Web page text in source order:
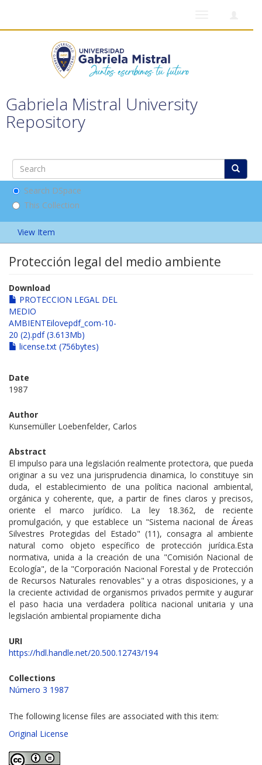
Gabriela Mistral University
Repository
Search DSpace
This Collection
View Item
Protección legal del medio ambiente
Download
PROTECCION LEGAL DEL
MEDIO
AMBIENTEilovepdf_com-10-
20 (2).pdf (3.613Mb)
license.txt (756bytes)
Date
1987
Author
Kunsemüller Loebenfelder, Carlos
Abstract
El impulso para una legislación realmente protectora, que pueda
originar a su vez una jurisprudencia dinamica, lo constituye sin
duda, el establecimiento de una política nacional ambiental,
orgánica y coherente, que, a partir de fines claros y precisos,
oriente el marco jurídico. La ley 18.362, de reciente
promulgación, y que establece un "Sistema nacional de Áreas
Silvestres Protegidas del Estado" (11), consagra al ambiente
natural como objeto específico de protección jurídica.Esta
normativa, unida a la creación de una "Comisión Nacional de
Ecología", de la "Corporación Nacional Forestal y de Protección
de Recursos Naturales renovables" y a otras disposiciones, y a
la creciente actividad de organismos privados permite y augurar
el paso hacia una verdadera política nacional unitaria y una
legislación ambiental propiamente dicha
URI
https://hdl.handle.net/20.500.12743/194
Collections
Número 3 1987
The following license files are associated with this item:
Original License